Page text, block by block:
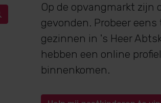
Op de opvangmarkt zijn
gevonden. Probeer
gezinnen in 's Heer
hebben een online
binnenkomen.